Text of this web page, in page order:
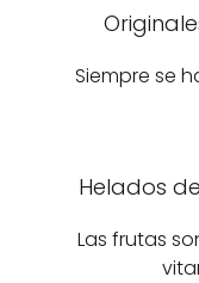
Siempre se
Helados
Las frutas